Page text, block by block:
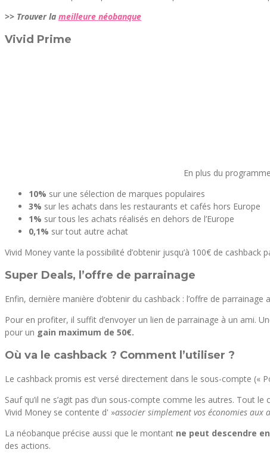
>> Trouver la meilleure néobanque
Vivid Prime
En plus du
10% sur une sélection de marques populaires
3% sur les achats dans les restaurants et cafés hors Europe
1% sur tous les achats réalisés en dehors de l’Europe
0,1% sur tout autre achat
Vivid Money vante la possibilité d’obtenir jusqu’à 100€ de cashback
Super Deals, l’offre de parrainage
Enfin, dernière manière d’obtenir du cashback : l’offre de parrainage
Pour en profiter, il suffit d’envoyer un lien de parrainage à un ami.
pour un gain maximum de 50€.
Où va le cashback ? Comment l’utiliser ?
Le cashback promis est versé directement dans le sous-compte («
Sauf qu’il ne s’agit pas d’un sous-compte comme les autres. Tout
Vivid Money se contente d' »associer simplement vos économies aux
La néobanque précise aussi que le montant ne peut descendre
des actions.